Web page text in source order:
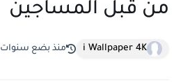
من قبل المساجين
i Wallpaper 4K منذ بضع سنوات